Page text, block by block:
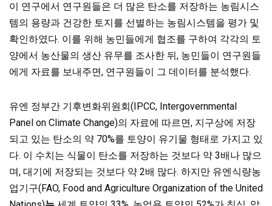
이 연구에서 연구원들은 더 많은 탄소를 저장하는 농림시스
템의 용량과 건강한 토지를 선별하는 농림시스템을 평가 및
확인하였다. 이를 위해 농민들에게 협조를 구하여 각각의 토
양에서 농산물의 생산 유무를 조사한 뒤, 농민들이 연구원들
에게 자료를 보내주면, 연구원들이 그 데이터를 분석했다.
유엔 정부간 기후변화위원회(IPCC, Intergovernmental
Panel on Climate Change)의 자료에 따르면, 지구상에 저장
되고 있는 탄소의 약 70%를 토양이 유기물 형태로 가지고 있
다. 이 수치는 식물이 탄소를 저장하는 것보다 약 3배나 많으
며, 대기에 저장되는 것보다 약 2배 많다. 하지만 유엔식량농
업기구(FAO, Food and Agriculture Organization of the United